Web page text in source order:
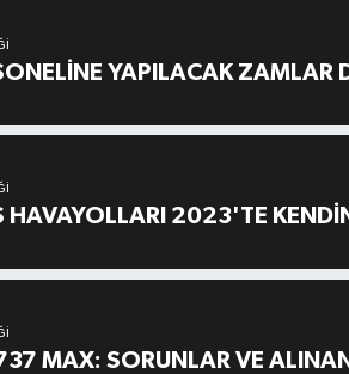
YAPILACAK ZAMLAR
HAVAYOLLARI 2023'TE
MAX: SORUNLAR VE